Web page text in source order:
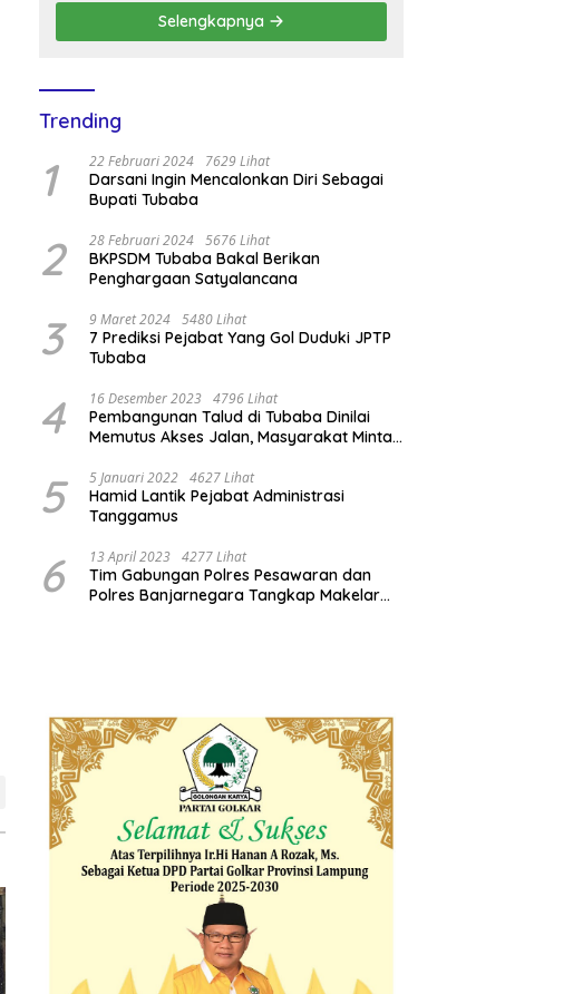
Selengkapnya
Trending
1 22 Februari 2024 7629 Lihat
Darsani Ingin Mencalonkan Diri Sebagai
Bupati Tubaba
2 28 Februari 2024 5676 Lihat
BKPSDM Tubaba Bakal Berikan
Penghargaan Satyalancana
3 9 Maret 2024 5480 Lihat
7 Prediksi Pejabat Yang Gol Duduki JPTP
Tubaba
4 16 Desember 2023 4796 Lihat
Pembangunan Talud di Tubaba Dinilai
Memutus Akses Jalan, Masyarakat Minta
5 5 Januari 2022 4627 Lihat
Hamid Lantik Pejabat Administrasi
Tanggamus
6 13 April 2023 4277 Lihat
Tim Gabungan Polres Pesawaran dan
Polres Banjarnegara Tangkap Makelar